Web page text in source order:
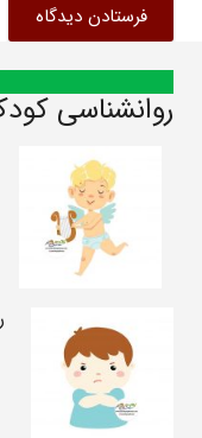
فرستادن دیدگاه
روانشناسی